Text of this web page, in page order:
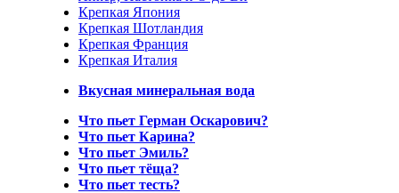
Крепкая Япония
Крепкая Шотландия
Крепкая Франция
Крепкая Италия
Вкусная минеральная вода
Что пьет Герман Оскарович?
Что пьет Карина?
Что пьет Эмиль?
Что пьет тёща?
Что пьет тесть?